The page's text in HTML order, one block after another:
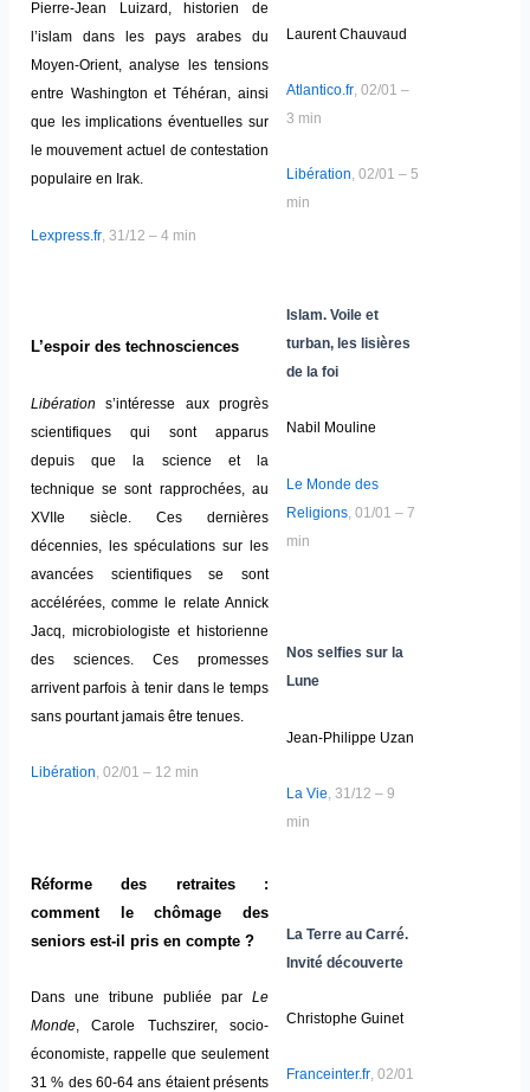
Pierre-Jean Luizard, historien de
l’islam dans les pays arabes du
Moyen-Orient, analyse les tensions
entre Washington et Téhéran, ainsi
que les implications éventuelles sur
le mouvement actuel de contestation
populaire en Irak.
Lexpress.fr, 31/12 – 4 min
L’espoir des technosciences
Libération s’intéresse aux progrès
scientifiques qui sont apparus
depuis que la science et la
technique se sont rapprochées, au
XVIIe siècle. Ces dernières
décennies, les spéculations sur les
avancées scientifiques se sont
accélérées, comme le relate Annick
Jacq, microbiologiste et historienne
des sciences. Ces promesses
arrivent parfois à tenir dans le temps
sans pourtant jamais être tenues.
Libération, 02/01 – 12 min
Réforme des retraites :
comment le chômage des
seniors est-il pris en compte ?
Dans une tribune publiée parLe
Monde, Carole Tuchszirer, socio-
économiste, rappelle que seulement
31 % des 60-64 ans étaient présents
Laurent Chauvaud
Atlantico.fr, 02/01 –
3 min
Libération, 02/01 – 5
min
Islam. Voile et
turban, les lisières
de la foi
Nabil Mouline
Le Monde des
Religions, 01/01 – 7
min
Nos selfies sur la
Lune
Jean-Philippe Uzan
La Vie, 31/12 – 9
min
La Terre au Carré.
Invité découverte
Christophe Guinet
Franceinter.fr, 02/01